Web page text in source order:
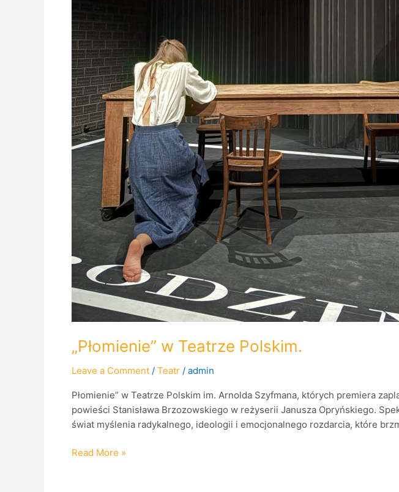
„Płomienie” w Teatrze Polskim.
Leave a Comment / Teatr / admin
Płomienie” w Teatrze Polskim im. Arnolda Szyfmana, których premiera
powieści Stanisława Brzozowskiego w reżyserii Janusza Opryńskiego.
świat myślenia radykalnego, ideologii i emocjonalnego rozdarcia, które
Read More »